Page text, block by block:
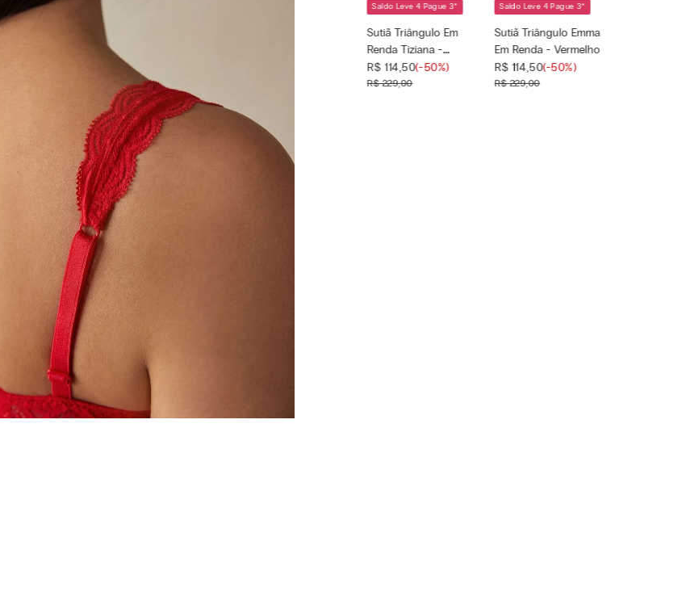
Cor selecionada
Vermelho - 077i
- Lipstick Red
Tamanho
selecionado
Saldo Leve 4 Pague 3*
Sutiã Triângulo Em
Renda Tiziana -
Vermelho
R$ 114,50(-50%)
R$ 229,00
Cor selecionada
Vermelho - 077i
- Lipstick Red
Tamanho
selecionado
Saldo Leve 4 Pague 3*
Sutiã Triângulo Emma
Em Renda - Vermelho
R$ 114,50(-50%)
R$ 229,00